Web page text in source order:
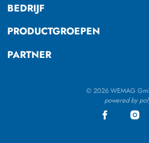
BEDRIJF
PRODUCTGROEPEN
PARTNER
© 2026 WEMAG
powered by